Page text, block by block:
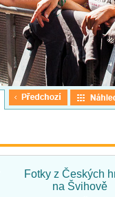
Fotky z Českých
na Švihově